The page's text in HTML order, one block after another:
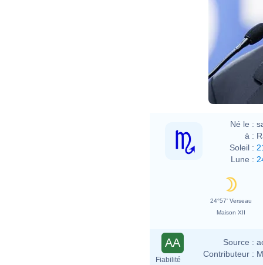
Né le :
à :
Soleil :
Lune :
24°57' Verseau
Maison XII
AA
Fiabilité
Source :
Contributeur :